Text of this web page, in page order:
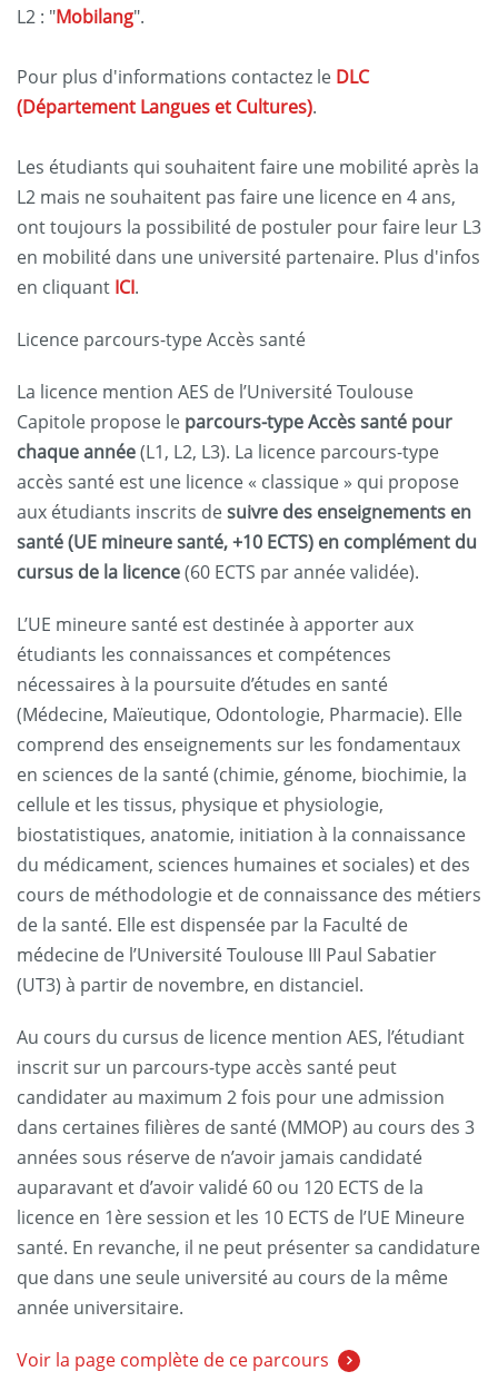
L2 : "Mobilang".
Pour plus d'informations contactez le DLC
(Département Langues et Cultures).
Les étudiants qui souhaitent faire une mobilité après la
L2 mais ne souhaitent pas faire une licence en 4 ans,
ont toujours la possibilité de postuler pour faire leur L3
en mobilité dans une université partenaire. Plus d'infos
en cliquant ICI.
Licence parcours-type Accès santé
La licence mention AES de l’Université Toulouse
Capitole propose le parcours-type Accès santé pour
chaque année(L1, L2, L3). La licence parcours-type
accès santé est une licence « classique » qui propose
aux étudiants inscrits desuivre des enseignements en
santé (UE mineure santé, +10 ECTS) en complément du
cursus de la licence(60 ECTS par année validée).
L’UE mineure santé est destinée à apporter aux
étudiants les connaissances et compétences
nécessaires à la poursuite d’études en santé
(Médecine, Maïeutique, Odontologie, Pharmacie). Elle
comprend des enseignements sur les fondamentaux
en sciences de la santé (chimie, génome, biochimie, la
cellule et les tissus, physique et physiologie,
biostatistiques, anatomie, initiation à la connaissance
du médicament, sciences humaines et sociales) et des
cours de méthodologie et de connaissance des métiers
de la santé. Elle est dispensée par la Faculté de
médecine de l’Université Toulouse III Paul Sabatier
(UT3) à partir de novembre, en distanciel.
Au cours du cursus de licence mention AES, l’étudiant
inscrit sur un parcours-type accès santé peut
candidater au maximum 2 fois pour une admission
dans certaines filières de santé (MMOP) au cours des 3
années sous réserve de n’avoir jamais candidaté
auparavant et d’avoir validé 60 ou 120 ECTS de la
licence en 1ère session et les 10 ECTS de l’UE Mineure
santé. En revanche, il ne peut présenter sa candidature
que dans une seule université au cours de la même
année universitaire.
Voir la page complète de ce parcours